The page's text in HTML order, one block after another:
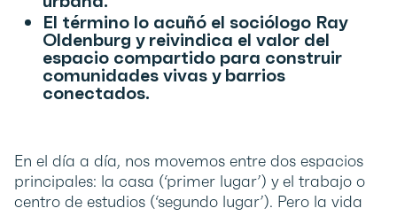
El término lo acuñó el sociólogo Ray
Oldenburg y reivindica el valor del
espacio compartido para construir
comunidades vivas y barrios
conectados.
En el día a día, nos movemos entre dos espacios
principales: la casa (‘primer lugar’) y el trabajo o
centro de estudios (‘segundo lugar’). Pero la vida